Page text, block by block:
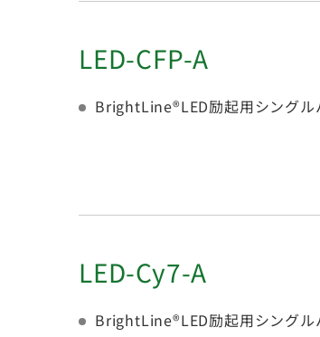
LED-CFP-A
BrightLine®LED励起用シングル
LED-Cy7-A
BrightLine®LED励起用シングル